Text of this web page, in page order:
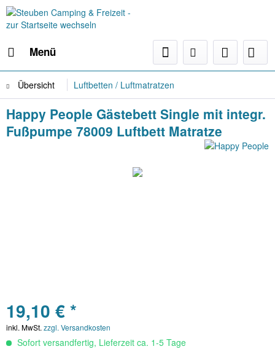
Menü
Übersicht Luftbetten / Luftmatratzen
Happy People Gästebett Single mit integr.
Fußpumpe 78009 Luftbett Matratze
19,10 € *
inkl. MwSt. zzgl. Versandkosten
Sofort versandfertig, Lieferzeit ca. 1-5 Tage